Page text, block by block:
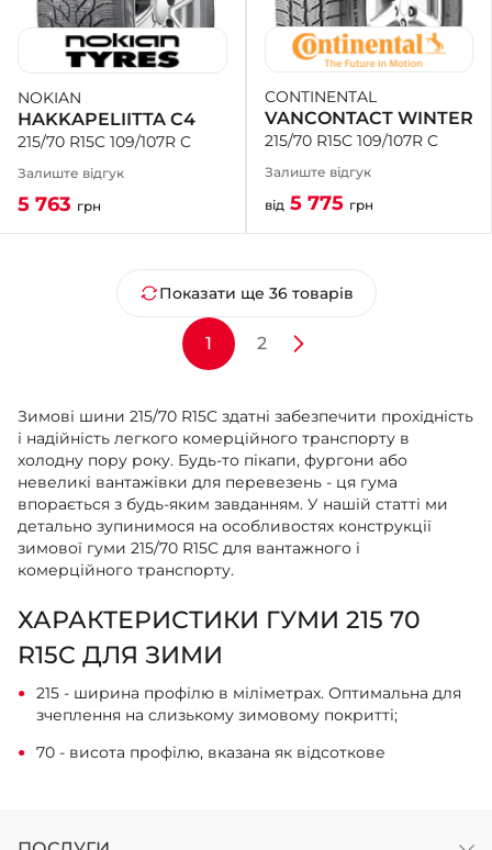
NOKIAN
HAKKAPELIITTA C4
215/70 R15C 109/107R C
Залиште відгук
5 763 грн
CONTINENTAL
VANCONTACT WINTER
215/70 R15C 109/107R C
Залиште відгук
від 5 775 грн
Показати ще 36 товарів
1 2
Зимові шини 215/70 R15C здатні забезпечити прохідність
і надійність легкого комерційного транспорту в
холодну пору року. Будь-то пікапи, фургони або
невеликі вантажівки для перевезень - ця гума
впорається з будь-яким завданням. У нашій статті ми
детально зупинимося на особливостях конструкції
зимової гуми 215/70 R15C для вантажного і
комерційного транспорту.
ХАРАКТЕРИСТИКИ ГУМИ 215 70
R15C ДЛЯ ЗИМИ
215 - ширина профілю в міліметрах. Оптимальна для
зчеплення на слизькому зимовому покритті;
70 - висота профілю, вказана як відсоткове